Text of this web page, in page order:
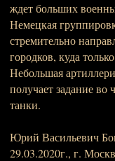
ждет больших
Немецкая
стремительно
городков, куда
Небольшая
получает задание во
танки.
Юрий Васильевич
29.03.2020г., г.